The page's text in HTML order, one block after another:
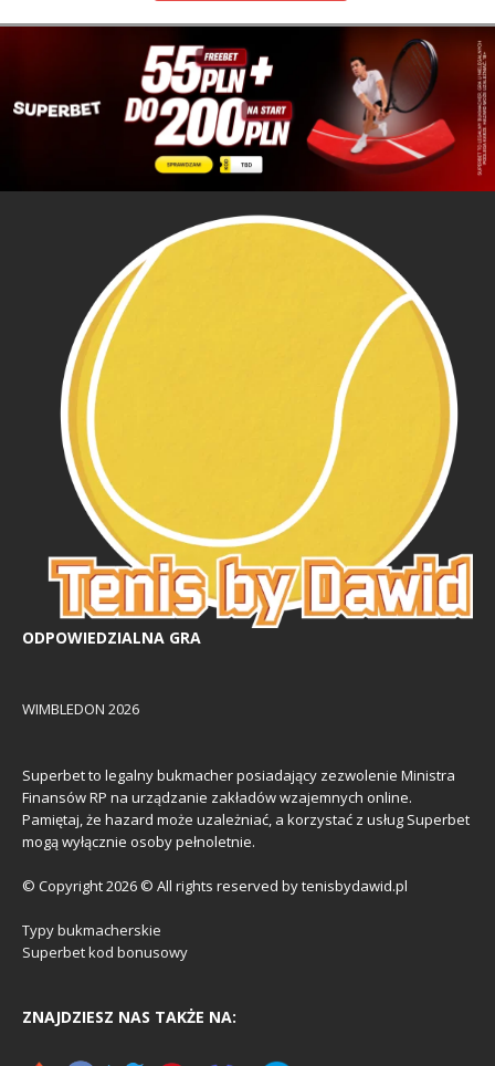
ODPOWIEDZIALNA GRA
WIMBLEDON 2026
Superbet to legalny bukmacher posiadający zezwolenie Ministra
Finansów RP na urządzanie zakładów wzajemnych online.
Pamiętaj, że hazard może uzależniać, a korzystać z usług Superbet
mogą wyłącznie osoby pełnoletnie.
© Copyright 2026 © All rights reserved by tenisbydawid.pl
Typy bukmacherskie
Superbet kod bonusowy
ZNAJDZIESZ NAS TAKŻE NA: